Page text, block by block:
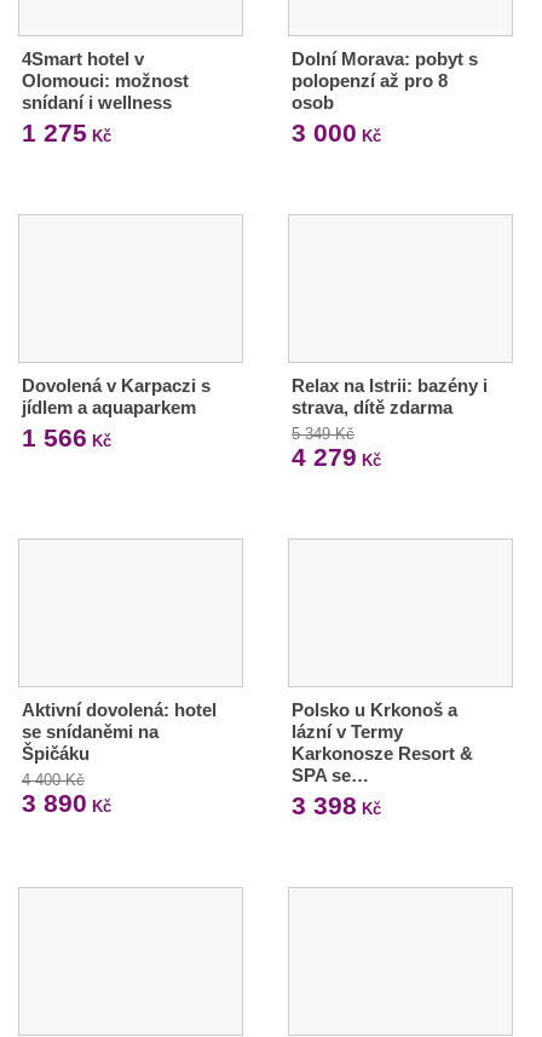
4Smart hotel v
Olomouci: možnost
snídaní i wellness
1 275 Kč
Dolní Morava: pobyt s
polopenzí až pro 8
osob
3 000 Kč
Dovolená v Karpaczi s
jídlem a aquaparkem
1 566 Kč
Relax na Istrii: bazény i
strava, dítě zdarma
5 349 Kč
4 279 Kč
Aktivní dovolená: hotel
se snídaněmi na
Špičáku
4 400 Kč
3 890 Kč
Polsko u Krkonoš a
lázní v Termy
Karkonosze Resort &
SPA se…
3 398 Kč